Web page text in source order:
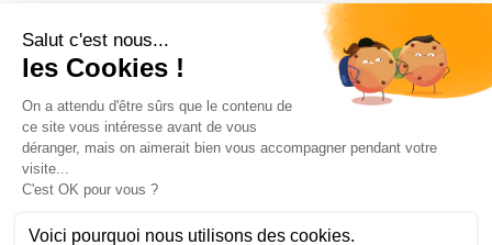
Marques
JAD Groupe
Procity®